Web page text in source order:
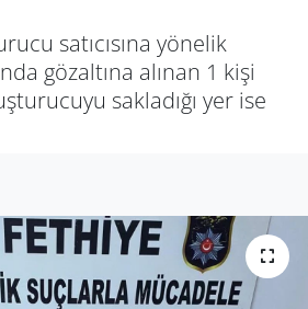
satıcısına yönelik
gözaltına alınan 1 kişi
sakladığı yer ise